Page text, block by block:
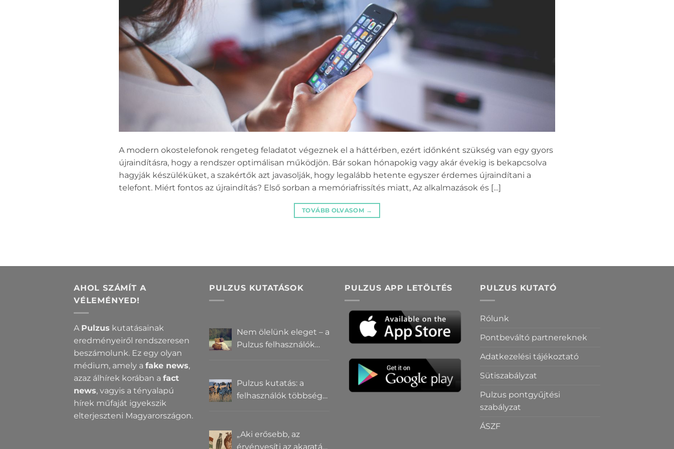
A modern okostelefonok rengeteg feladatot végeznek el a háttérben, ezért időnként szükség van egy gyors
újraindításra, hogy a rendszer optimálisan működjön. Bár sokan hónapokig vagy akár évekig is bekapcsolva
hagyják készüléküket, a szakértők azt javasolják, hogy legalább hetente egyszer érdemes újraindítani a
telefont. Miért fontos az újraindítás? Első sorban a memóriafrissítés miatt, Az alkalmazások és […]
TOVÁBB OLVASOM →
AHOL SZÁMÍT A
VÉLEMÉNYED!
A Pulzus kutatásainak
eredményeiről rendszeresen
beszámolunk. Ez egy olyan
médium, amely a fake news,
azaz álhírek korában a fact
news, vagyis a tényalapú
hírek műfaját igyekszik
elterjeszteni Magyarországon.
PULZUS KUTATÁSOK
Nem ölelünk eleget – a
Pulzus felhasználók
hiányzik a közelség
Pulzus kutatás: a
felhasználók többsége
őket
„Aki erősebb, az
érvényesíti az akaratát”
PULZUS APP LETÖLTÉS PULZUS KUTATÓ
Rólunk
Pontbeváltó partnereknek
Adatkezelési tájékoztató
Sütiszabályzat
Pulzus pontgyűjtési
szabályzat
ÁSZF